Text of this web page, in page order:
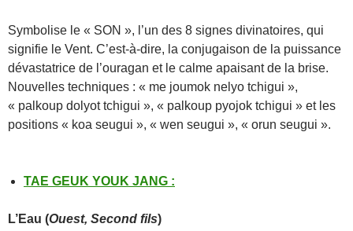
Symbolise le « SON », l’un des 8 signes divinatoires, qui
signifie le Vent. C’est-à-dire, la conjugaison de la puissance
dévastatrice de l’ouragan et le calme apaisant de la brise.
Nouvelles techniques : « me joumok nelyo tchigui »,
« palkoup dolyot tchigui », « palkoup pyojok tchigui » et les
positions « koa seugui », « wen seugui », « orun seugui ».
TAE GEUK YOUK JANG :
L’Eau (Ouest, Second fils)